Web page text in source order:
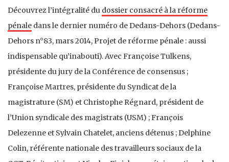
Découvrez l’intégralité du dossier consacré à la réforme
pénale dans le dernier numéro de Dedans-Dehors (Dedans-
Dehors n°83, mars 2014, Projet de réforme pénale : aussi
indispensable qu’inabouti). Avec Françoise Tulkens,
présidente du jury de la Conférence de consensus ;
Françoise Martres, présidente du Syndicat de la
magistrature (SM) et Christophe Régnard, président de
l’Union syndicale des magistrats (USM) ; François
Delezenne et Sylvain Chatelet, anciens détenus ; Delphine
Colin, référente nationale des travailleurs sociaux de la